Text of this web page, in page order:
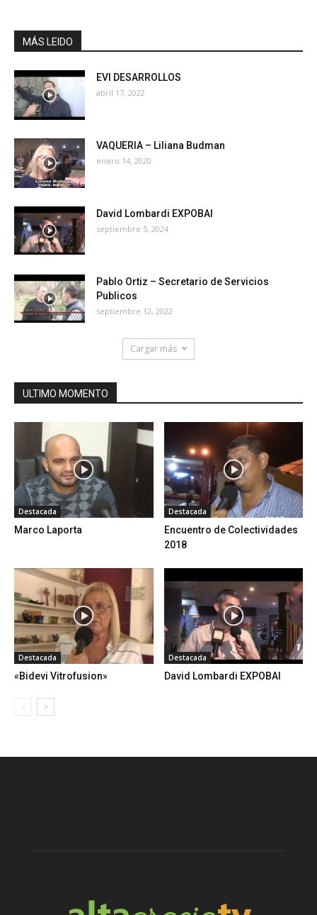
MÁS LEIDO
EVI DESARROLLOS
abril 17, 2022
VAQUERIA – Liliana Budman
enero 14, 2020
David Lombardi EXPOBAI
septiembre 5, 2024
Pablo Ortiz – Secretario de Servicios
Publicos
septiembre 12, 2022
Cargar más
ULTIMO MOMENTO
Destacada
Marco Laporta
Destacada
Encuentro de Colectividades
2018
Destacada
«Bidevi Vitrofusion»
Destacada
David Lombardi EXPOBAI